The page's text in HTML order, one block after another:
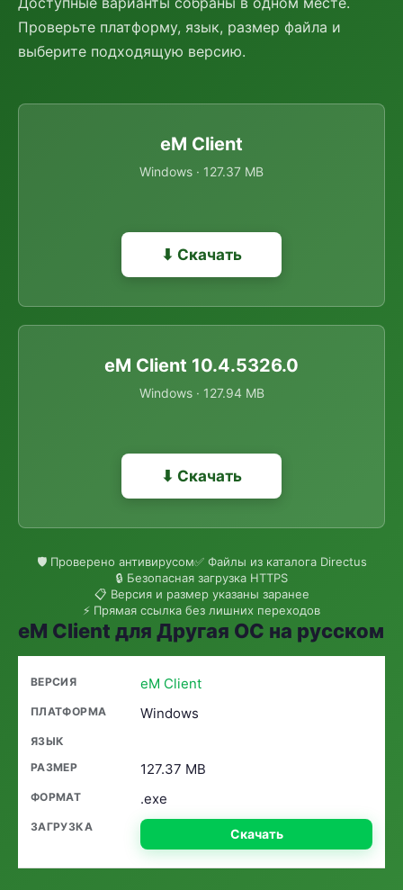
Проверьте платформу, язык, размер файла и
выберите подходящую версию.
eM Client
Windows · 127.37 MB
⬇ Скачать
eM Client 10.4.5326.0
Windows · 127.94 MB
⬇ Скачать
🛡 Проверено антивирусом✅ Файлы из каталога Directus
🔒 Безопасная загрузка HTTPS
📋 Версия и размер указаны заранее
⚡ Прямая ссылка без лишних переходов
eM Client для Другая ОС на русском
eM Client
Windows
127.37 MB
.exe
Скачать